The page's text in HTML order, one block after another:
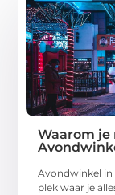
Waarom
Avondwinkel in
plek waar je